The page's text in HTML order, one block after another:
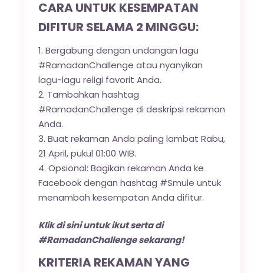
CARA UNTUK KESEMPATAN
DIFITUR SELAMA 2 MINGGU:
Bergabung dengan undangan lagu
#RamadanChallenge atau nyanyikan
lagu-lagu religi favorit Anda.
Tambahkan hashtag
#RamadanChallenge di deskripsi rekaman
Anda.
Buat rekaman Anda paling lambat Rabu,
21 April, pukul 01:00 WIB.
Opsional: Bagikan rekaman Anda ke
Facebook dengan hashtag #Smule untuk
menambah kesempatan Anda difitur.
Klikdi siniuntuk ikut serta di
#RamadanChallenge sekarang!
KRITERIA REKAMAN YANG